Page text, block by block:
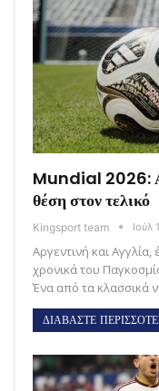
Mundial 2026:
θέση στον τελικό
Kingsport team Ιούλ
Αργεντινή και
χρονικά του
Ένα από τα κλασσικά
ΔΙΑΒΑΣΤΕ